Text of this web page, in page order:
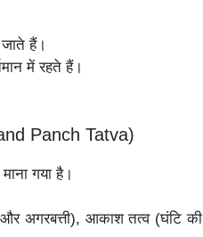
हैं।
में रहते हैं।
Panch Tatva)
गया है।
अगरबत्ती), आकाश तत्व (घंटि की